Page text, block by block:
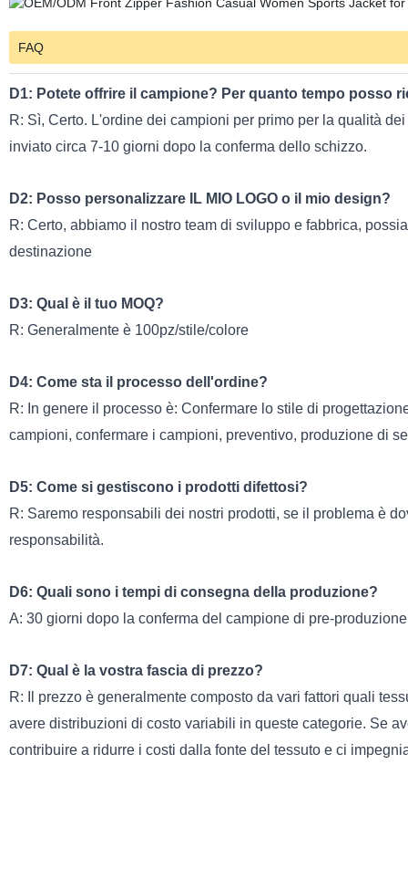
FAQ
D1: Potete offrire il campione? Per quanto tempo posso
R: Sì, Certo. L'ordine dei campioni per primo per la qualità
inviato circa 7-10 giorni dopo la conferma dello schizzo.
D2: Posso personalizzare IL MIO LOGO o il mio design?
R: Certo, abbiamo il nostro team di sviluppo e fabbrica,
destinazione
D3: Qual è il tuo MOQ?
R: Generalmente è 100pz/stile/colore
D4: Come sta il processo dell'ordine?
R: In genere il processo è: Confermare lo stile di
campioni, confermare i campioni, preventivo, produzione di
D5: Come si gestiscono i prodotti difettosi?
R: Saremo responsabili dei nostri prodotti, se il problema è
responsabilità.
D6: Quali sono i tempi di consegna della produzione?
A: 30 giorni dopo la conferma del campione di pre-
D7: Qual è la vostra fascia di prezzo?
R: Il prezzo è generalmente composto da vari fattori quali
avere distribuzioni di costo variabili in queste categorie. Se
contribuire a ridurre i costi dalla fonte del tessuto e ci